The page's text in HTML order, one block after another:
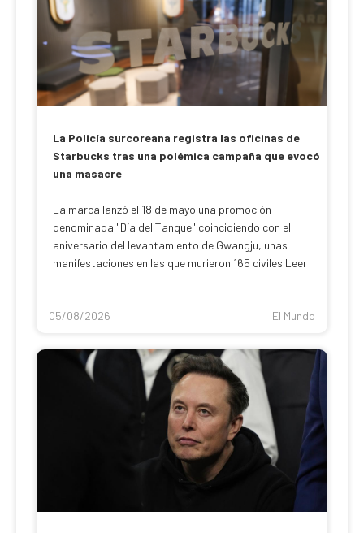
La Policía surcoreana registra las oficinas de
Starbucks tras una polémica campaña que evocó
una masacre
La marca lanzó el 18 de mayo una promoción
denominada "Día del Tanque" coincidiendo con el
aniversario del levantamiento de Gwangju, unas
manifestaciones en las que murieron 165 civiles Leer
05/08/2026 El Mundo